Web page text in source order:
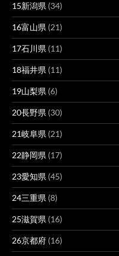
15新潟県 (34)
16富山県 (21)
17石川県 (11)
18福井県 (11)
19山梨県 (6)
20長野県 (30)
21岐阜県 (21)
22静岡県 (17)
23愛知県 (45)
24三重県 (8)
25滋賀県 (16)
26京都府 (16)